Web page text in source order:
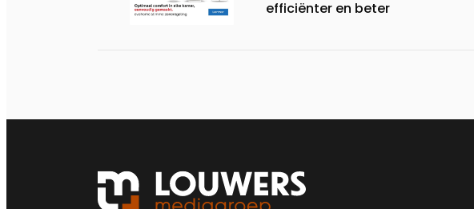
efficiënter en beter